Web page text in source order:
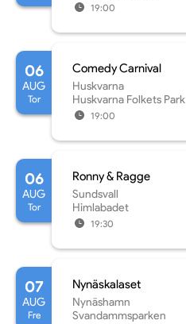
19:00
06
AUG
Tor
Comedy Carnival
Huskvarna
Huskvarna Folkets Park
19:00
06
AUG
Tor
Ronny & Ragge
Sundsvall
Himlabadet
19:30
07
AUG
Fre
Nynäskalaset
Nynäshamn
Svandammsparken